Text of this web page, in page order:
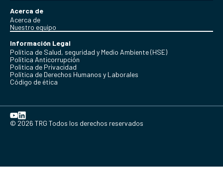
Acerca de
Acerca de
Nuestro equipo
Información Legal
Política de Salud, seguridad y Medio Ambiente (HSE)
Política Anticorrupción
Politica de Privacidad
Política de Derechos Humanos y Laborales
Código de ética
© 2026 TRG Todos los derechos reservados